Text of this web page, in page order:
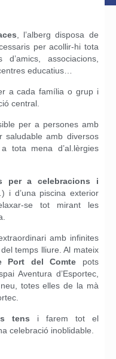
, l’alberg disposa de
per acollir-hi tota
associacions,
educatius…
a cada família o grup i
central.
per a persones amb
saludable amb diversos
tota mena d’al.lèrgies
per a celebracions i
i d’una piscina exterior
se tot mirant les
amb infinites
temps lliure. Al mateix
Port del Comte pots
Aventura d’Esportec,
totes elles de la mà
tens i farem tot el
celebració inoblidable.